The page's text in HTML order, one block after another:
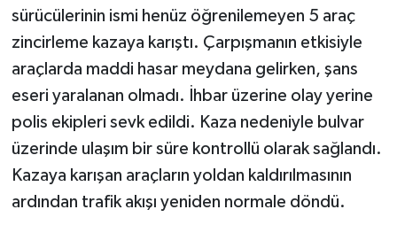
sürücülerinin ismi henüz öğrenilemeyen 5 araç
zincirleme kazaya karıştı. Çarpışmanın etkisiyle
araçlarda maddi hasar meydana gelirken, şans
eseri yaralanan olmadı. İhbar üzerine olay yerine
polis ekipleri sevk edildi. Kaza nedeniyle bulvar
üzerinde ulaşım bir süre kontrollü olarak sağlandı.
Kazaya karışan araçların yoldan kaldırılmasının
ardından trafik akışı yeniden normale döndü.